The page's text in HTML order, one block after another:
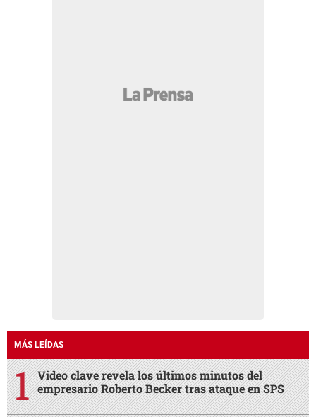
MÁS LEÍDAS
Video clave revela los últimos minutos del
empresario Roberto Becker tras ataque en SPS